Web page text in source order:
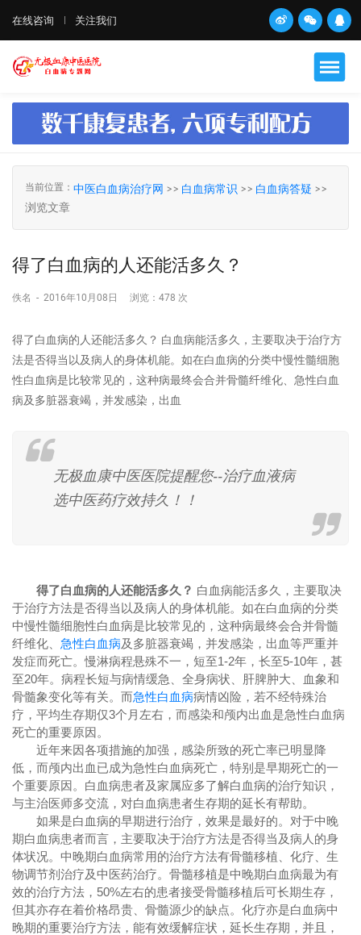
在线咨询 关注我们
当前位置： 中医白血病治疗网 >> 白血病常识 >> 白血病答疑 >>
浏览文章
得了白血病的人还能活多久？
佚名 - 2016年10月08日 浏览： 478 次
得了白血病的人还能活多久？ 白血病能活多久，主要取决于治疗方
法是否得当以及病人的身体机能。如在白血病的分类中慢性髓细胞
性白血病是比较常见的，这种病最终会合并骨髓纤维化、急性白血
病及多脏器衰竭，并发感染，出血
无极血康中医医院提醒您--治疗血液病
选中医药疗效持久！！
得了白血病的人还能活多久？ 白血病能活多久，主要取决
于治疗方法是否得当以及病人的身体机能。如在白血病的分类
中慢性髓细胞性白血病是比较常见的，这种病最终会合并骨髓
纤维化、 急性白血病及多脏器衰竭，并发感染，出血等严重并
发症而死亡。慢淋病程悬殊不一，短至1-2年，长至5-10年，甚
至20年。病程长短与病情缓急、全身病状、肝脾肿大、血象和
骨髓象变化等有关。而急性白血病病情凶险，若不经特殊治
疗，平均生存期仅3个月左右，而感染和颅内出血是急性白血病
死亡的重要原因。
近年来因各项措施的加强，感染所致的死亡率已明显降
低，而颅内出血已成为急性白血病死亡，特别是早期死亡的一
个重要原因。白血病患者及家属应多了解白血病的治疗知识，
与主治医师多交流，对白血病患者生存期的延长有帮助。
如果是白血病的早期进行治疗，效果是最好的。对于中晚
期白血病患者而言，主要取决于治疗方法是否得当及病人的身
体状况。中晚期白血病常用的治疗方法有骨髓移植、化疗、生
物调节剂治疗及中医药治疗。骨髓移植是中晚期白血病最为有
效的治疗方法，50%左右的患者接受骨髓移植后可长期生存，
但其亦存在着价格昂贵、骨髓源少的缺点。化疗亦是白血病中
晚期的重要治疗方法，能有效缓解症状，延长生存期，并且，